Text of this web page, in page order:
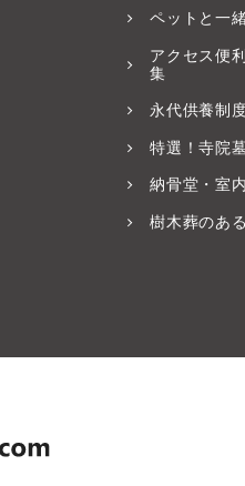
ペットと一
アクセス便
集
永代供養制
特選！寺院
納骨堂・室
樹木葬のあ